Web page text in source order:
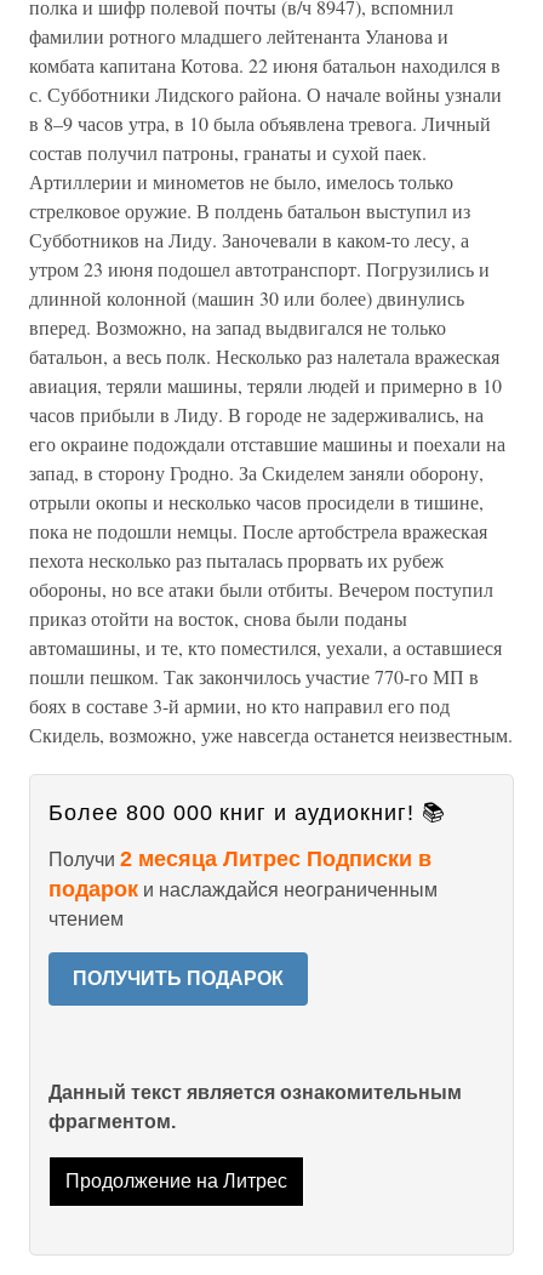
полка и шифр полевой почты (в/ч 8947), вспомнил
фамилии ротного младшего лейтенанта Уланова и
комбата капитана Котова. 22 июня батальон находился в
с. Субботники Лидского района. О начале войны узнали
в 8–9 часов утра, в 10 была объявлена тревога. Личный
состав получил патроны, гранаты и сухой паек.
Артиллерии и минометов не было, имелось только
стрелковое оружие. В полдень батальон выступил из
Субботников на Лиду. Заночевали в каком-то лесу, а
утром 23 июня подошел автотранспорт. Погрузились и
длинной колонной (машин 30 или более) двинулись
вперед. Возможно, на запад выдвигался не только
батальон, а весь полк. Несколько раз налетала вражеская
авиация, теряли машины, теряли людей и примерно в 10
часов прибыли в Лиду. В городе не задерживались, на
его окраине подождали отставшие машины и поехали на
запад, в сторону Гродно. За Скиделем заняли оборону,
отрыли окопы и несколько часов просидели в тишине,
пока не подошли немцы. После артобстрела вражеская
пехота несколько раз пыталась прорвать их рубеж
обороны, но все атаки были отбиты. Вечером поступил
приказ отойти на восток, снова были поданы
автомашины, и те, кто поместился, уехали, а оставшиеся
пошли пешком. Так закончилось участие 770-го МП в
боях в составе 3-й армии, но кто направил его под
Скидель, возможно, уже навсегда останется неизвестным.
Более 800 000 книг и аудиокниг! 📚
Получи 2 месяца Литрес Подписки в
подарок и наслаждайся неограниченным
чтением
ПОЛУЧИТЬ ПОДАРОК
Данный текст является ознакомительным
фрагментом.
Продолжение на Литрес